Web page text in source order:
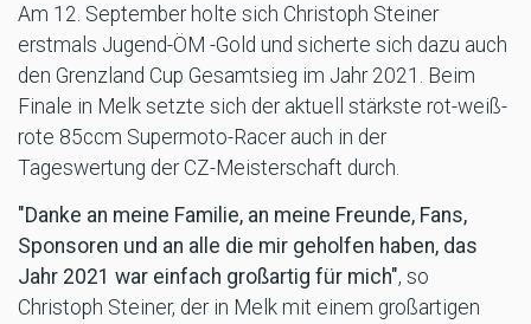
Am 12. September holte sich Christoph Steiner
erstmals Jugend-ÖM -Gold und sicherte sich dazu auch
den Grenzland Cup Gesamtsieg im Jahr 2021. Beim
Finale in Melk setzte sich der aktuell stärkste rot-weiß-
rote 85ccm Supermoto-Racer auch in der
Tageswertung der CZ-Meisterschaft durch.
"Danke an meine Familie, an meine Freunde, Fans,
Sponsoren und an alle die mir geholfen haben, das
Jahr 2021 war einfach großartig für mich", so
Christoph Steiner, der in Melk mit einem großartigen